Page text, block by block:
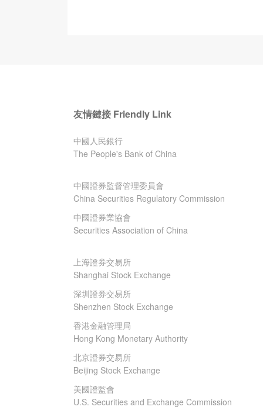
友情鏈接 Friendly Link
中國人民銀行
The People's Bank of China
中國證券監督管理委員會
China Securities Regulatory Commission
中國證券業協會
Securities Association of China
上海證券交易所
Shanghai Stock Exchange
深圳證券交易所
Shenzhen Stock Exchange
香港金融管理局
Hong Kong Monetary Authority
北京證券交易所
Beijing Stock Exchange
美國證監會
U.S. Securities and Exchange Commission